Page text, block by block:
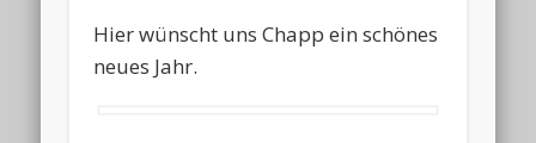
Hier wünscht uns Chapp ein schönes
neues Jahr.